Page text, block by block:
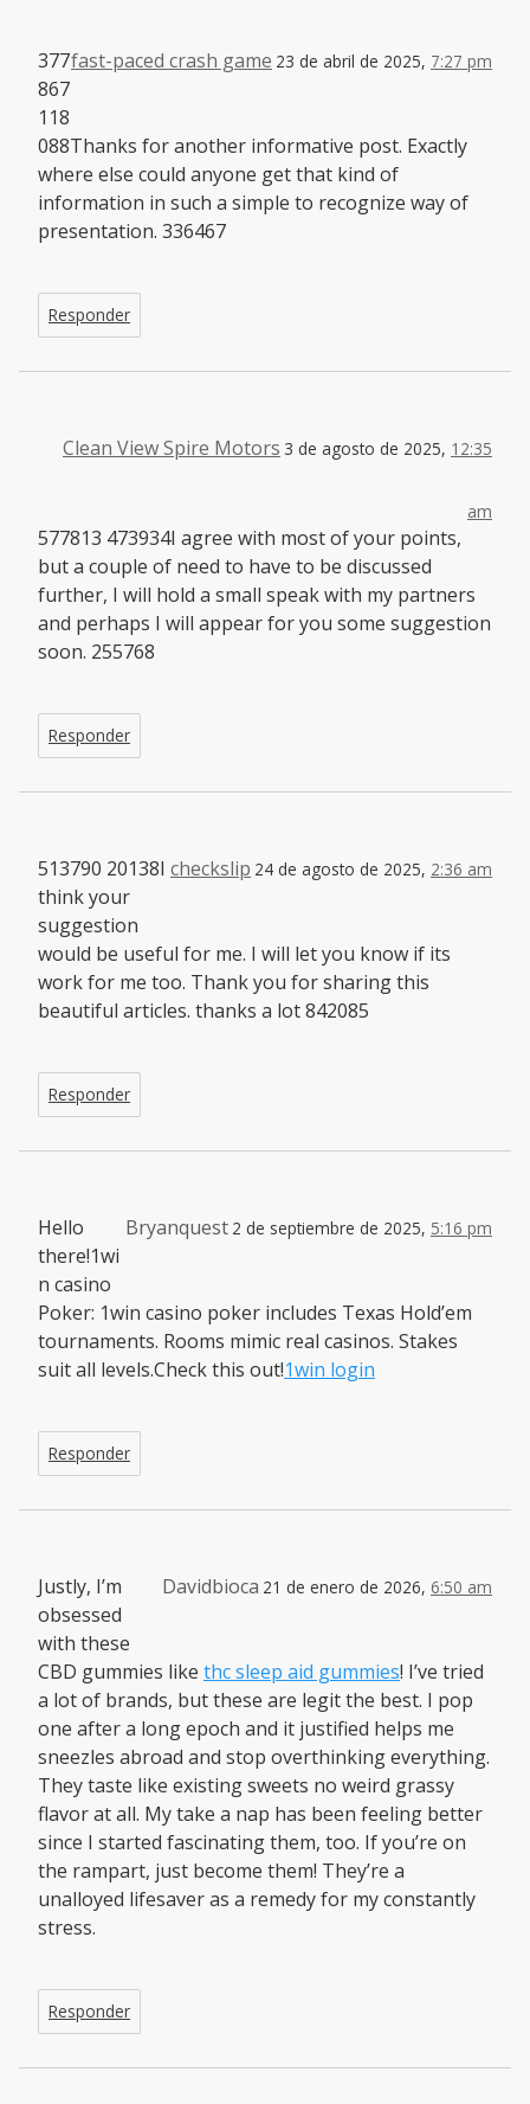
fast-paced crash game 23 de abril de 2025, 7:27 pm
377
867
118
088Thanks for another informative post. Exactly
where else could anyone get that kind of
information in such a simple to recognize way of
presentation. 336467
Responder
Clean View Spire Motors 3 de agosto de 2025, 12:35
am
577813 473934I agree with most of your points,
but a couple of need to have to be discussed
further, I will hold a small speak with my partners
and perhaps I will appear for you some suggestion
soon. 255768
Responder
checkslip 24 de agosto de 2025, 2:36 am
513790 20138I
think your
suggestion
would be useful for me. I will let you know if its
work for me too. Thank you for sharing this
beautiful articles. thanks a lot 842085
Responder
Bryanquest 2 de septiembre de 2025, 5:16 pm
Hello
there!1wi
n casino
Poker: 1win casino poker includes Texas Hold’em
tournaments. Rooms mimic real casinos. Stakes
suit all levels.Check this out!1win login
Responder
Davidbioca 21 de enero de 2026, 6:50 am
Justly, I’m
obsessed
with these
CBD gummies like thc sleep aid gummies! I’ve tried
a lot of brands, but these are legit the best. I pop
one after a long epoch and it justified helps me
sneezles abroad and stop overthinking everything.
They taste like existing sweets no weird grassy
flavor at all. My take a nap has been feeling better
since I started fascinating them, too. If you’re on
the rampart, just become them! They’re a
unalloyed lifesaver as a remedy for my constantly
stress.
Responder